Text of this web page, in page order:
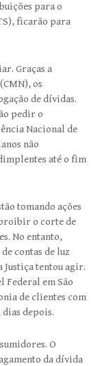
para o
ficarão para
Graças a
os
de dívidas.
pedir o
Nacional de
não
até o fim
tomando ações
o corte de
No entanto,
contas de luz
Justiça tentou agir.
Federal em São
de clientes com
depois.
O
da dívida